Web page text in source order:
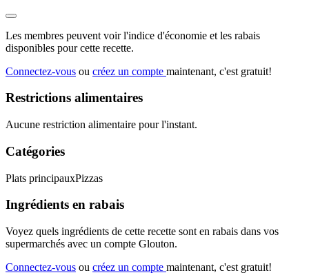
Les membres peuvent voir l'indice d'économie et les rabais
disponibles pour cette recette.
Connectez-vous ou créez un compte maintenant, c'est gratuit!
Restrictions alimentaires
Aucune restriction alimentaire pour l'instant.
Catégories
Plats principauxPizzas
Ingrédients en rabais
Voyez quels ingrédients de cette recette sont en rabais dans vos
supermarchés avec un compte Glouton.
Connectez-vous ou créez un compte maintenant, c'est gratuit!